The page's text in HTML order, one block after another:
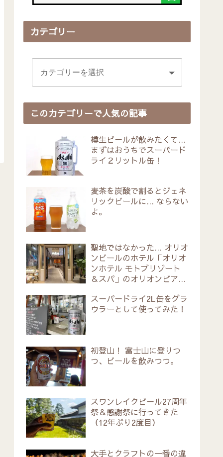
カテゴリー
このカテゴリーで人気の記事
樽生ビールが飲みたくて…
まずはおうちでスーパード
ライ２リットル缶！
麦茶を炭酸で割るとジェネ
リックビールに… ならない
よ。
聖地ではなかった… オリオ
ンビールのホテル「オリオ
ンホテル モトブリゾート
＆スパ」のオリオンビアバ
実
スーパードライ2L缶をグラ
ウラーとして使ってみた！
初登山！ 富士山に登りつ
つ、ビールを飲みつつ。
スワンレイクビール27周年
祭＆感謝祭に行ってきた
（12年ぶり2度目）
大手とクラフトの一番の違